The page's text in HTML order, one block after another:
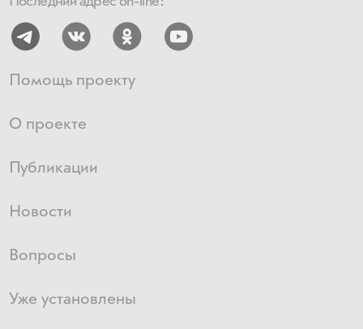
Помощь проекту
О проекте
Публикации
Новости
Вопросы
Уже установлены